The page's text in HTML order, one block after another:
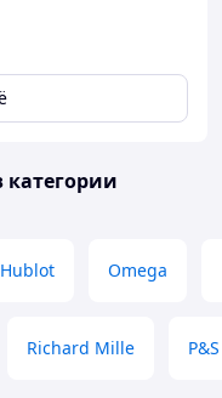
категории
Hublot Omega
Richard Mille P&S